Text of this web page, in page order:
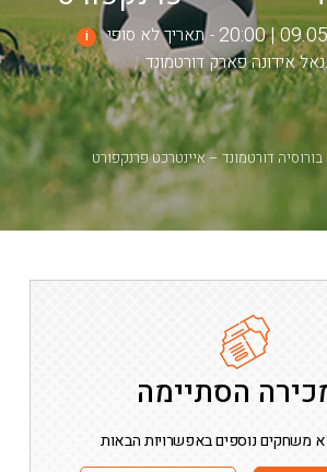
תאריך לא סופי i
אידונה פארק דורטמונד
בורוסיה דורטמונד – איינטרכט פרנקפורט
הסתיימה
משחקים נוספים באפשרויות הבאות